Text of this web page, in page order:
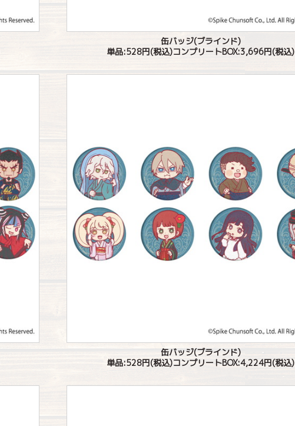
缶バッジ(ブラインド)
単品:528円(税込)コンプリートBOX:3,696円(税込)
缶バッジ(ブラインド)
単品:528円(税込)コンプリートBOX:4,224円(税込)